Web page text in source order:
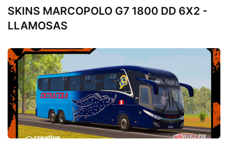
SKINS MARCOPOLO G7 1800 DD 6X2 -
LLAMOSAS